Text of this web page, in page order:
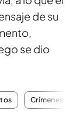
de su
se dio
Crímenes